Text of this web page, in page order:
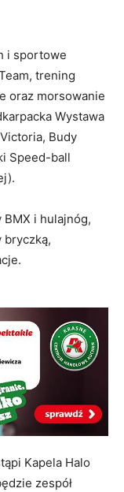
i sportowe
trening
oraz morsowanie
Wystawa
Budy
Speed-ball
BMX i hulajnóg,
bryczką,
Kapela Halo
zespół